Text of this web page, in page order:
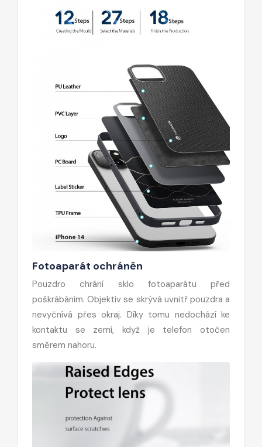
Fotoaparát ochráněn
Pouzdro chrání sklo fotoaparátu před
poškrábáním. Objektiv se skrývá uvnitř pouzdra a
nevyčnívá přes okraj. Díky tomu nedochází ke
kontaktu se zemí, když je telefon otočen
směrem nahoru.